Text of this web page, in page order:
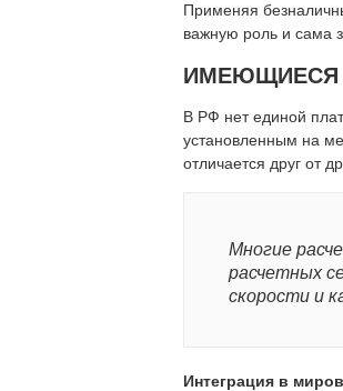
Применяя
важную роль и сама
В РФ нет единой
установленным на
отличается друг от
Многие
расчетных
скорости и
Интеграция в